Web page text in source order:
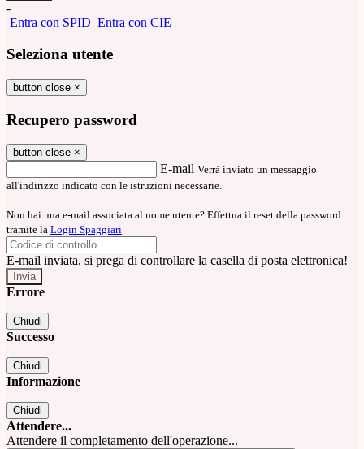
-
Entra con SPID Entra con CIE
Seleziona utente
button close ×
Recupero password
button close ×
E-mail Verrà inviato un messaggio
all'indirizzo indicato con le istruzioni necessarie.
Non hai una e-mail associata al nome utente? Effettua il reset della password
tramite la Login Spaggiari
E-mail inviata, si prega di controllare la casella di posta elettronica!
Errore
Chiudi
Successo
Chiudi
Informazione
Chiudi
Attendere...
Attendere il completamento dell'operazione...